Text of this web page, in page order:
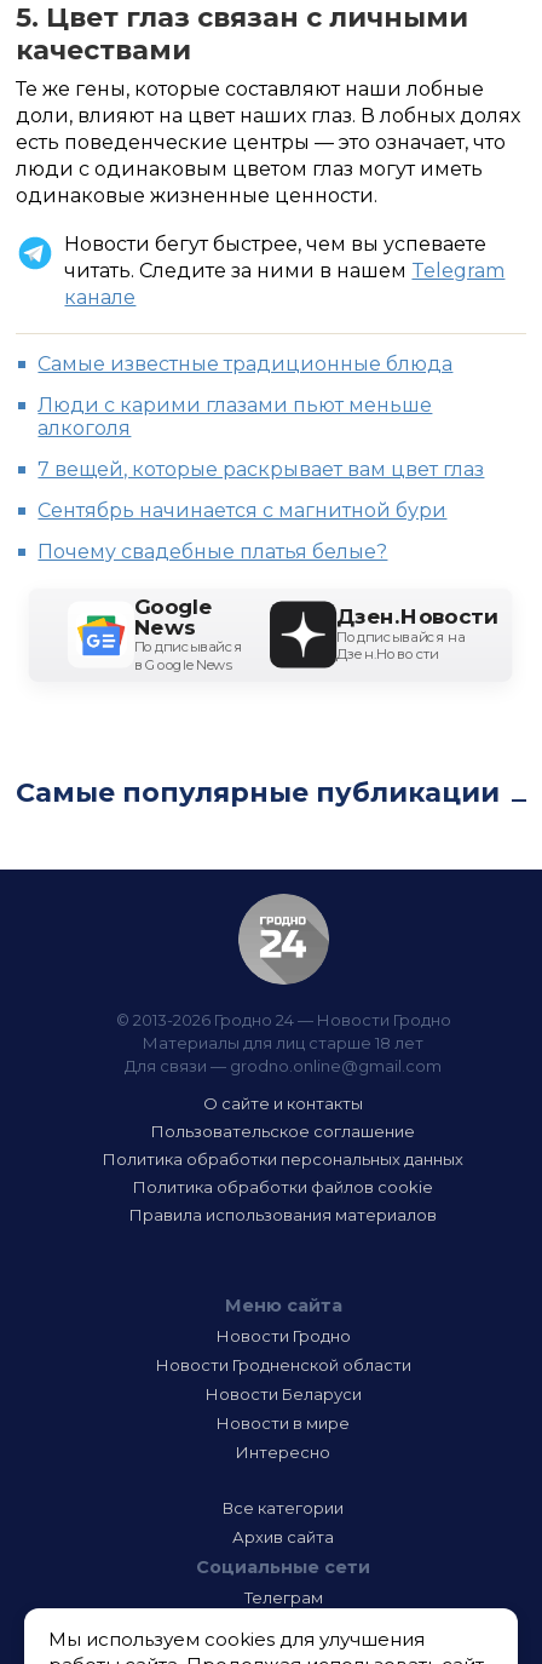
5. Цвет глаз связан с личными
качествами
Те же гены, которые составляют наши лобные
доли, влияют на цвет наших глаз. В лобных долях
есть поведенческие центры — это означает, что
люди с одинаковым цветом глаз могут иметь
одинаковые жизненные ценности.
Новости бегут быстрее, чем вы успеваете
читать. Следите за ними в нашем Telegram
канале
Самые известные традиционные блюда
Люди с карими глазами пьют меньше
алкоголя
7 вещей, которые раскрывает вам цвет глаз
Сентябрь начинается с магнитной бури
Почему свадебные платья белые?
Google
News
Подписывайся
в Google News
Дзен.Новости
Подписывайся на
Дзен.Новости
Самые популярные публикации
© 2013-2026 Гродно 24 — Новости Гродно
Материалы для лиц старше 18 лет
Для связи — grodno.online@gmail.com
О сайте и контакты
Пользовательское соглашение
Политика обработки персональных данных
Политика обработки файлов cookie
Правила использования материалов
Меню сайта
Новости Гродно
Новости Гродненской области
Новости Беларуси
Новости в мире
Интересно
Все категории
Архив сайта
Социальные сети
Телеграм
Инстаграм
Мы используем cookies для улучшения